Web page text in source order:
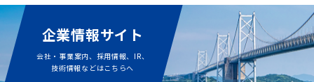
企業情報サイト
会社・事業案内、採用情報、IR、
技術情報などはこちらへ